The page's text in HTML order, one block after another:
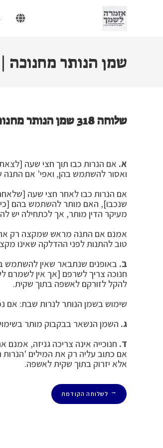
שמן הנותר מחנוכה |
שלוחה 318 שמן הנותר מחנוכה | גניזת חנוכייה
א. אם הנרות כבו תוך חצי שעה [לצאת
ואסור להשתמש בהן, ואפי' אם
אם הנרות כבו לאחר חצי שעה [שלאחר
שנכבו], האם מותר להשתמש בהם
מעיקר הדין מותר, אך לכתחילה יש
אמנם אם התנה מראש שמקצה רק את
טוב להתנות לפני ההדלקה שאינו
ב. באופנים שנתבאר שאין להשתמש
חנוכה צריך לשרפם [אך אין
להקל לזורקם לאשפה בתוך שקית.
שימוש בשמן הנותר לנרות שבת: אם
ג. השמן הנשאר בבקבוק מותר
ד. חנוכייה אינה צריכה גניזה,
אם כתוב עליה רק את המילים 'הנרות
אלא יזרוק בתוך שקית לאשפה.
← לשלוחה הקודמת